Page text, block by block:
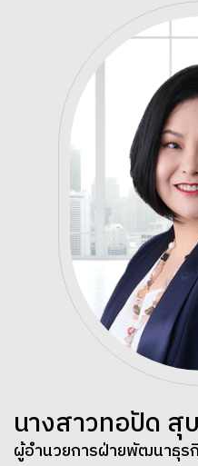
นางสาวทอปัด
ผู้อำนวยการฝ่ายพัฒนาธุร